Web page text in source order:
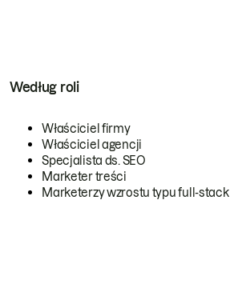
Według roli
Właściciel firmy
Właściciel agencji
Specjalista ds. SEO
Marketer treści
Marketerzy wzrostu typu full-stack